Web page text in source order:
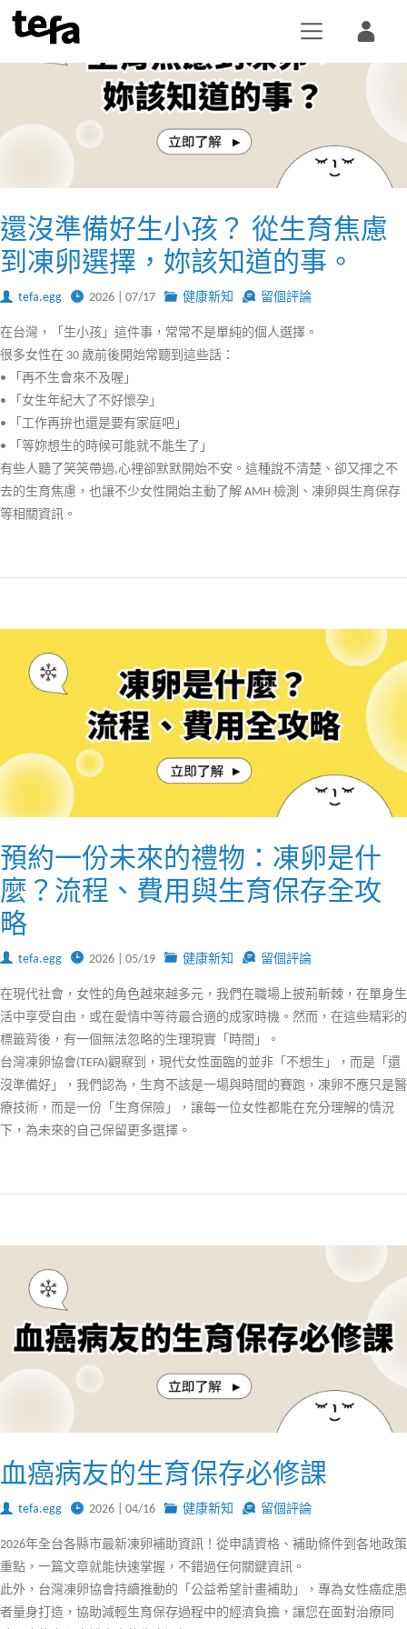
還沒準備好生小孩？ 從生育焦慮
到凍卵選擇，妳該知道的事。
tefa.egg 2026 | 07/17 健康新知 留個評論
在台灣，「生小孩」這件事，常常不是單純的個人選擇。
很多女性在 30 歲前後開始常聽到這些話：
• 「再不生會來不及喔」
• 「女生年紀大了不好懷孕」
• 「工作再拚也還是要有家庭吧」
• 「等妳想生的時候可能就不能生了」
有些人聽了笑笑帶過,心裡卻默默開始不安。這種說不清楚、卻又揮之不
去的生育焦慮，也讓不少女性開始主動了解 AMH 檢測、凍卵與生育保存
等相關資訊。
預約一份未來的禮物：凍卵是什
麼？流程、費用與生育保存全攻
略
tefa.egg 2026 | 05/19 健康新知 留個評論
在現代社會，女性的角色越來越多元，我們在職場上披荊斬棘，在單身生
活中享受自由，或在愛情中等待最合適的成家時機。然而，在這些精彩的
標籤背後，有一個無法忽略的生理現實「時間」。
台灣凍卵協會(TEFA)觀察到，現代女性面臨的並非「不想生」，而是「還
沒準備好」，我們認為，生育不該是一場與時間的賽跑，凍卵不應只是醫
療技術，而是一份「生育保險」，讓每一位女性都能在充分理解的情況
下，為未來的自己保留更多選擇。
血癌病友的生育保存必修課
tefa.egg 2026 | 04/16 健康新知 留個評論
2026年全台各縣市最新凍卵補助資訊！從申請資格、補助條件到各地政策
重點，一篇文章就能快速掌握，不錯過任何關鍵資訊。
此外，台灣凍卵協會持續推動的「公益希望計畫補助」，專為女性癌症患
者量身打造，協助減輕生育保存過程中的經濟負擔，讓您在面對治療同